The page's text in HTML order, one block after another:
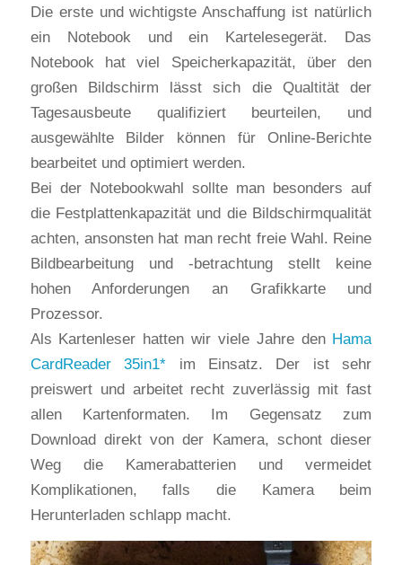
Die erste und wichtigste Anschaffung ist natürlich
ein Notebook und ein Kartelesegerät. Das
Notebook hat viel Speicherkapazität, über den
großen Bildschirm lässt sich die Qualtität der
Tagesausbeute qualifiziert beurteilen, und
ausgewählte Bilder können für Online-Berichte
bearbeitet und optimiert werden.
Bei der Notebookwahl sollte man besonders auf
die Festplattenkapazität und die Bildschirmqualität
achten, ansonsten hat man recht freie Wahl. Reine
Bildbearbeitung und -betrachtung stellt keine
hohen Anforderungen an Grafikkarte und
Prozessor.
Als Kartenleser hatten wir viele Jahre den Hama
CardReader 35in1
im Einsatz. Der ist sehr
preiswert und arbeitet recht zuverlässig mit fast
allen Kartenformaten. Im Gegensatz zum
Download direkt von der Kamera, schont dieser
Weg die Kamerabatterien und vermeidet
Komplikationen, falls die Kamera beim
Herunterladen schlapp macht.